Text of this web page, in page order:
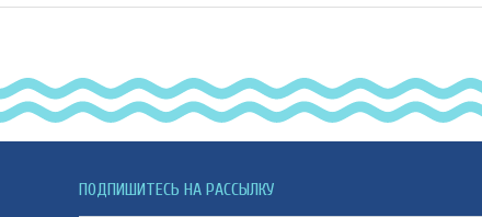
ПОДПИШИТЕСЬ НА РАССЫЛКУ